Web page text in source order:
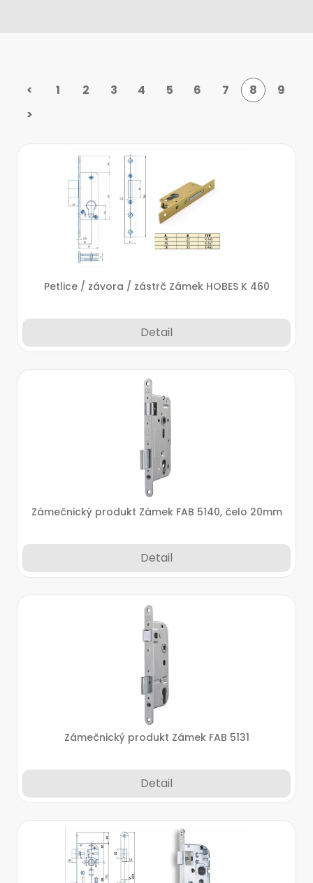
< 1 2 3 4 5 6 7 8
9
>
Petlice / závora / zástrč Zámek HOBES K 460
Detail
Zámečnický produkt Zámek FAB 5140, čelo 20mm
Detail
Zámečnický produkt Zámek FAB 5131
Detail